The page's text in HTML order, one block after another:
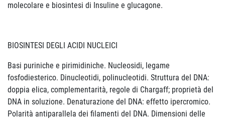
molecolare e biosintesi di Insuline e glucagone.
BIOSINTESI DEGLI ACIDI NUCLEICI
Basi puriniche e pirimidiniche. Nucleosidi, legame
fosfodiesterico. Dinucleotidi, polinucleotidi. Struttura del DNA:
doppia elica, complementarità, regole di Chargaff; proprietà del
DNA in soluzione. Denaturazione del DNA: effetto ipercromico.
Polarità antiparallela dei filamenti del DNA. Dimensioni delle